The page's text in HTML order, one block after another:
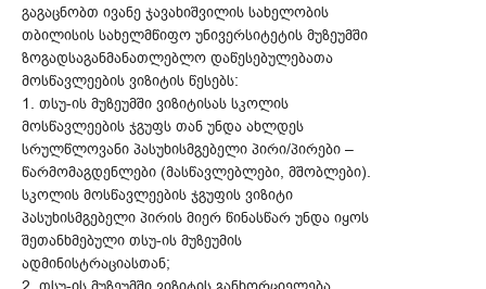
გაგაცნობთ ივანე ჯავახიშვილის სახელობის
თბილისის სახელმწიფო უნივერსიტეტის მუზეუმში
ზოგადსაგანმანათლებლო დაწესებულებათა
მოსწავლეების ვიზიტის წესებს:
1. თსუ-ის მუზეუმში ვიზიტისას სკოლის
მოსწავლეების ჯგუფს თან უნდა ახლდეს
სრულწლოვანი პასუხისმგებელი პირი/პირები –
წარმომაგდენლები (მასწავლებლები, მშობლები).
სკოლის მოსწავლეების ჯგუფის ვიზიტი
პასუხისმგებელი პირის მიერ წინასწარ უნდა იყოს
შეთანხმებული თსუ-ის მუზეუმის
ადმინისტრაციასთან;